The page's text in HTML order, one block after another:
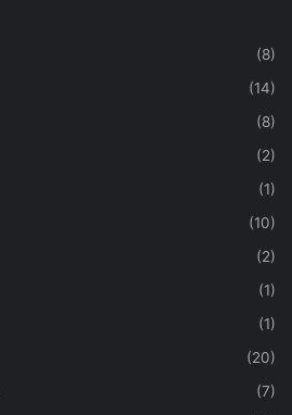
(8)
(14)
(8)
(2)
(1)
(10)
(2)
(1)
(1)
(20)
(7)